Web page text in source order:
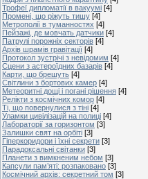
Трофеї дипломатії в вакуумі [4]
Промені, що ріжуть тишу [4]
Метрополії в туманностях [4]
Пейзажі, де мовчать датчики [4]
Патрулі порожніх секторів [4]
Архів шрамів гравітації [4]
Протокол зустрічі з невідомим [4]
Сцени з астероїдних базарів [4]
Карти, що брешуть [4]
Світлини з бортових камер [4]
Метеоритні дощі і погані рішення [4]
Релікти з космічних комор [4]
Ті, що повернулися з тіні [4]
Уламки цивілізацій на полиці [4]
Лабораторії за горизонтом [3]
Залишки свят на орбіті [3]
Гіперкоридори і їхні секрети [3]
Парадоксальні світанки [3]
Планети з вимкненим небом [3]
Капсули пам’яті: розпаковано [3]
Космічний архів: секретний том [3]